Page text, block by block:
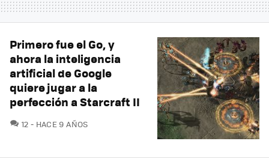
Primero fue el Go, y
ahora la inteligencia
artificial de Google
quiere jugar a la
perfección a Starcraft II
12 COMENTARIOS
HACE 9 AÑOS